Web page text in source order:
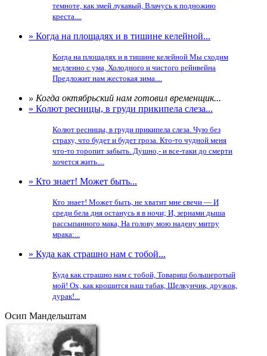
темноте, как змей лукавый, Влачусь к подножию
креста....
» Когда на площадях и в тишине келейной...
Когда на площадях и в тишине келейной Мы сходим
медленно с ума, Холодного и чистого рейнвейна
Предложит нам жестокая зима....
» Когда октябрьский нам готовил временщик...
» Колют ресницы, в груди прикипела слеза...
Колют ресницы, в груди прикипела слеза. Чую без
страху, что будет и будет гроза. Кто-то чудной меня
что-то торопит забыть. Душно,- и все-таки до смерти
хочется жить....
» Кто знает! Может быть...
Кто знает! Может быть, не хватит мне свечи — И
среди бела дня останусь я в ночи; И, зернами дыша
рассыпанного мака, На голову мою надену митру
мрака:...
» Куда как страшно нам с тобой...
Куда как страшно нам с тобой, Товарищ большеротый
мой! Ох, как крошится наш табак, Щелкунчик, дружок,
дурак!...
Осип Мандельштам